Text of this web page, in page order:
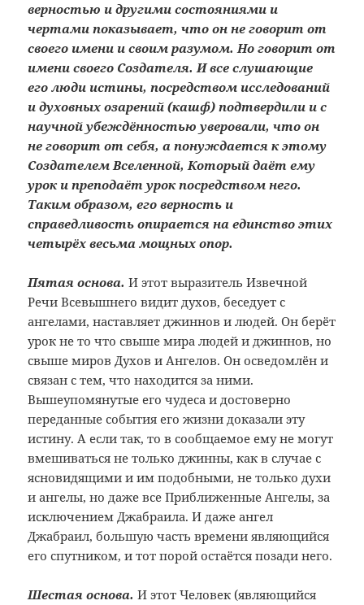
верностью и другими состояниями и
чертами показывает, что он не говорит от
своего имени и своим разумом. Но говорит от
имени своего Создателя. И все слушающие
его люди истины, посредством исследований
и духовных озарений (кашф) подтвердили и с
научной убеждённостью уверовали, что он
не говорит от себя, а понуждается к этому
Создателем Вселенной, Который даёт ему
урок и преподаёт урок посредством него.
Таким образом, его верность и
справедливость опирается на единство этих
четырёх весьма мощных опор.
Пятая основа.И этот выразитель Извечной
Речи Всевышнего видит духов, беседует с
ангелами, наставляет джиннов и людей. Он берёт
урок не то что свыше мира людей и джиннов, но
свыше миров Духов и Ангелов. Он осведомлён и
связан с тем, что находится за ними.
Вышеупомянутые его чудеса и достоверно
переданные события его жизни доказали эту
истину. А если так, то в сообщаемое ему не могут
вмешиваться не только джинны, как в случае с
ясновидящими и им подобными, не только духи
и ангелы, но даже все Приближенные Ангелы, за
исключением Джабраила. И даже ангел
Джабраил, большую часть времени являющийся
его спутником, и тот порой остаётся позади него.
Шестая основа.И этот Человек (являющийся